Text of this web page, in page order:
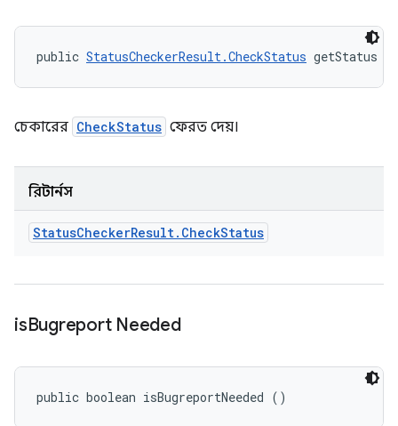
public StatusCheckerResult.CheckStatus getStatus
চেকারের CheckStatus ফেরত দেয়।
রিটার্নস
StatusCheckerResult. CheckStatus
isBugreport Needed
public boolean isBugreportNeeded ()